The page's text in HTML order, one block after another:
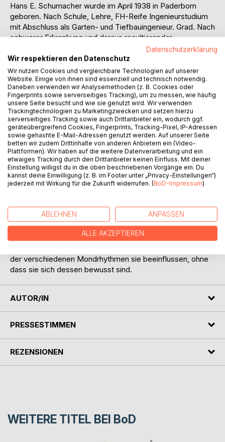
Hans E. Schumacher wurde im April 1938 in Paderborn
geboren. Nach Schule, Lehre, FH-Reife Ingenieurstudium
mit Abschluss als Garten- und Tiefbauingenieur. Grad. Nach
schwerer Erkrankung und daraus resultierender
Körperbehinderung ab 1978 in der Erwachsenenbildung
tätig. Ab 1983 bis 1993 Lehrer an der Waldorfschule
Frankfurt. Danach Lehrer an der Waldorfschule „Colegio
Etchevarria“ in Medellin, Kolumbien, und Ausbilder am
dortigen Lehrerseminar. Seit 1996 zurück in Deutschland,
befasst sich Hans E. Schumacher mit den Wirkungen des
Mondes auf den Menschen. Er hat 1997 eine Ausbildung
zum Heilpraktiker gemacht und arbeitete mit der
Heilpraktikerin Ingeborg de Coster in Kelkheim zusammen.
Außerdem leitete er an verschiedenen Waldorfschulen
Feldmesspraktika der 10. Klassen.
Als Hobbyimker und Gärtner beschäftigte sich Hans E.
Schumacher schon früh mit Mondrhythmen. Grundlage
waren immer die Aussaattage von M. Thun. In der
"Problemkinder" ihre positiven und kritischen Phasen in
Abhängigkeit von Mondrhythmen hatten. An der
Waldorfschule in Medellin hat er dann durch Beobachtung
der "Problemkinder" eine einfache Malweise entwickelt
der verschiedenen Mondrhythmen sie beeinflussen, ohne
dass sie sich dessen bewusst sind.
AUTOR/IN
PRESSESTIMMEN
REZENSIONEN
WEITERE TITEL BEI BoD
Datenschutzerklärung
Wir respektieren den Datenschutz
Wir nutzen Cookies und vergleichbare Technologien auf unserer
Website. Einige von ihnen sind essenziell und technisch notwendig.
Daneben verwenden wir Analysemethoden (z. B. Cookies oder
Fingerprints sowie serverseitiges Tracking), um zu messen, wie häufig
unsere Seite besucht und wie sie genutzt wird. Wir verwenden
Trackingtechnologien zu Marketingzwecken und setzen hierzu
serverseitiges Tracking sowie auch Drittanbieter ein, wodurch ggf.
geräteübergreifend Cookies, Fingerprints, Tracking-Pixel, IP-Adressen
sowie gehashte E-Mail-Adressen genutzt werden. Auf unserer Seite
betten wir zudem Drittinhalte von anderen Anbietern ein (Video-
Plattformen). Wir haben auf die weitere Datenverarbeitung und ein
etwaiges Tracking durch den Drittanbieter keinen Einfluss. Mit deiner
Einstellung willigst du in die oben beschriebenen Vorgänge ein. Du
kannst deine Einwilligung (z. B. im Footer unter „Privacy-Einstellungen“)
jederzeit mit Wirkung für die Zukunft widerrufen. (BoD-Impressum)
ABLEHNEN ANPASSEN
ALLE AKZEPTIEREN